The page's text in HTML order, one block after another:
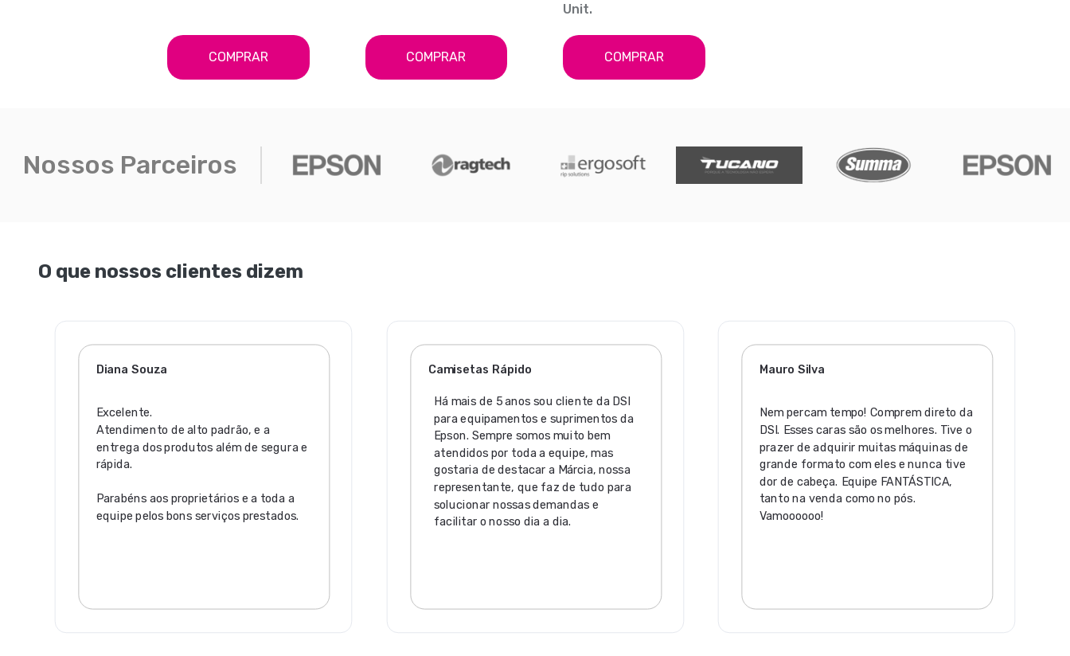
COMPRAR COMPRAR
Unit.
COMPRAR
Nossos Parceiros
O que nossos clientes dizem
Diana Souza
Excelente.
Atendimento de alto padrão, e a
entrega dos produtos além de segura e
rápida.
Parabéns aos proprietários e a toda a
equipe pelos bons serviços prestados.
Camisetas Rápido
Há mais de 5 anos sou cliente da DSI
para equipamentos e suprimentos da
Epson. Sempre somos muito bem
atendidos por toda a equipe, mas
gostaria de destacar a Márcia, nossa
representante, que faz de tudo para
solucionar nossas demandas e
facilitar o nosso dia a dia.
Mauro Silva
Nem percam tempo! Comprem direto da
DSI. Esses caras são os melhores. Tive o
prazer de adquirir muitas máquinas de
grande formato com eles e nunca tive
dor de cabeça. Equipe FANTÁSTICA,
tanto na venda como no pós.
Vamoooooo!